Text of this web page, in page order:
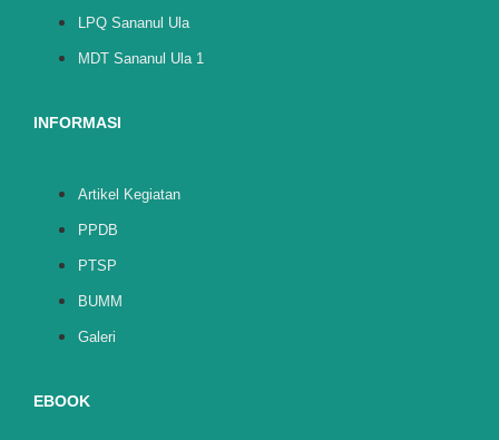
LPQ Sananul Ula
MDT Sananul Ula 1
INFORMASI
Artikel Kegiatan
PPDB
PTSP
BUMM
Galeri
EBOOK